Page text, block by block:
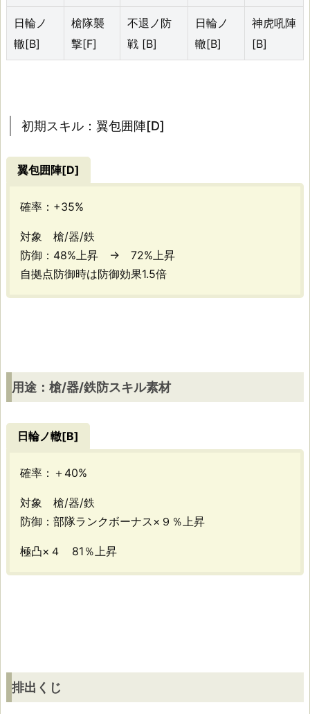
陣
用
途：
器/
鉄
防
ス
素
材
く
日輪ノ
轍[B]
槍隊襲
撃[F]
不退ノ防
戦 [B]
日輪ノ
轍[B]
神虎吼陣
[B]
初期スキル：翼包囲陣[D]
翼包囲陣[D]
確率：+35%
対象 槍/器/鉄
防御：48%上昇 → 72%上昇
自拠点防御時は防御効果1.5倍
用途：槍/器/鉄防スキル素材
日輪ノ轍[B]
確率：＋40%
対象 槍/器/鉄
防御：部隊ランクボーナス×９％上昇
極凸×４ 81％上昇
排出くじ